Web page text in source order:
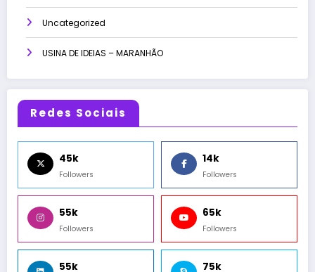
Uncategorized
USINA DE IDEIAS – MARANHÃO
Redes Sociais
45k
Followers
14k
Followers
55k
Followers
65k
Followers
55k 75k